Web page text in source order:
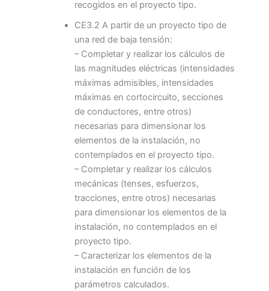
recogidos en el proyecto tipo.
CE3.2 A partir de un proyecto tipo de
una red de baja tensión:
– Completar y realizar los cálculos de
las magnitudes eléctricas (intensidades
máximas admisibles, intensidades
máximas en cortocircuito, secciones
de conductores, entre otros)
necesarias para dimensionar los
elementos de la instalación, no
contemplados en el proyecto tipo.
– Completar y realizar los cálculos
mecánicas (tenses, esfuerzos,
tracciones, entre otros) necesarias
para dimensionar los elementos de la
instalación, no contemplados en el
proyecto tipo.
– Caracterizar los elementos de la
instalación en función de los
parámetros calculados.